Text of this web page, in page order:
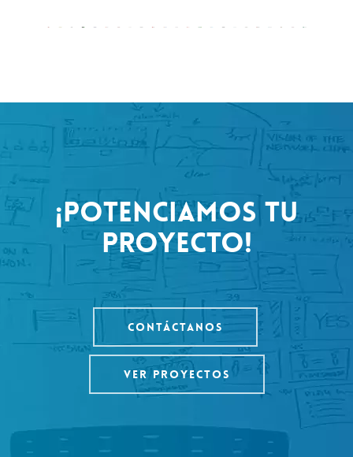
¡POTENCIAMOS TU
PROYECTO!
CONTÁCTANOS
VER PROYECTOS